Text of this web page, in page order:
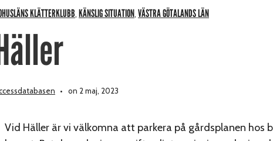
KLÄTTERKLUBB KÄNSLIG SITUATION VÄSTRA GÖTALANDS LÄN
on 2 maj, 2023
Vid Häller är vi välkomna att parkera på gårdsplanen hos